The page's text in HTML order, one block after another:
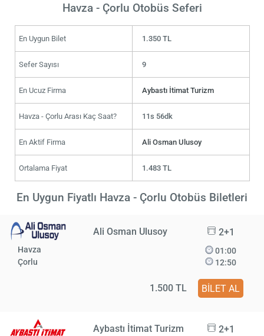
Havza - Çorlu Otobüs Seferi
En Uygun Bilet 1.350 TL
Sefer Sayısı 9
En Ucuz Firma Aybastı İtimat Turizm
Havza - Çorlu Arası Kaç Saat? 11s 56dk
En Aktif Firma Ali Osman Ulusoy
Ortalama Fiyat 1.483 TL
En Uygun Fiyatlı Havza - Çorlu Otobüs Biletleri
Ali Osman Ulusoy 2+1
Havza
Çorlu
01:00
12:50
1.500 TL BİLET AL
Aybastı İtimat Turizm 2+1